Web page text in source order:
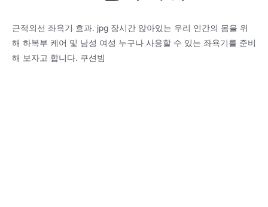
근적외선 좌욕기 효과. jpg 장시간 앉아있는 우리 인간의 몸을 위
해 하복부 케어 및 남성 여성 누구나 사용할 수 있는 좌욕기를 준비
해 보자고 합니다. 쿠션빔